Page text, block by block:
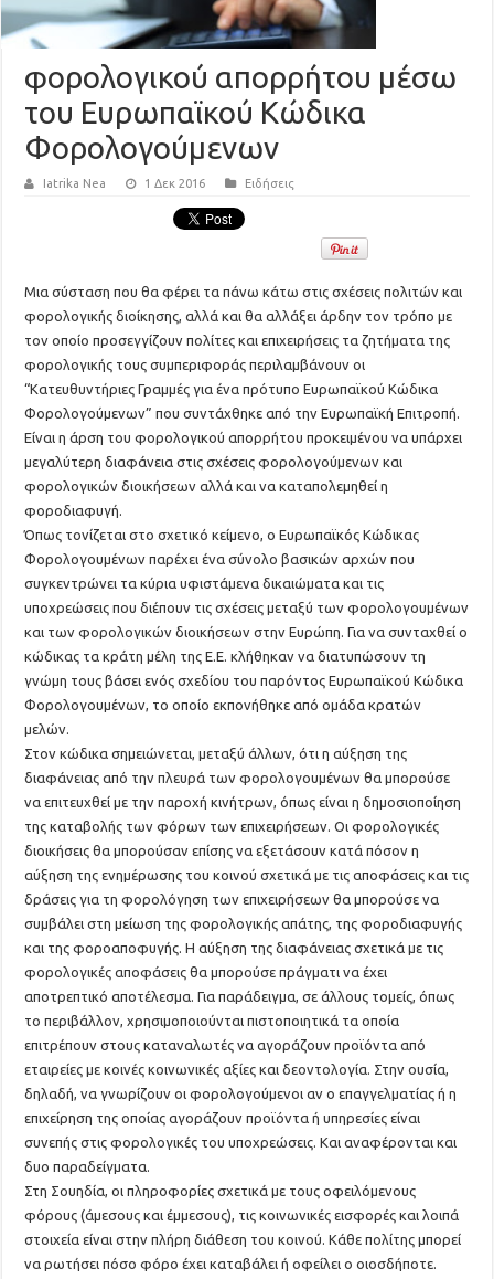
φορολογικού απορρήτου μέσω
του Ευρωπαϊκού Κώδικα
Φορολογούμενων
Iatrika Nea 1 Δεκ 2016 Ειδήσεις
Μια σύσταση που θα φέρει τα πάνω κάτω στις σχέσεις πολιτών και
φορολογικής διοίκησης, αλλά και θα αλλάξει άρδην τον τρόπο με
τον οποίο προσεγγίζουν πολίτες και επιχειρήσεις τα ζητήματα της
φορολογικής τους συμπεριφοράς περιλαμβάνουν οι
“Κατευθυντήριες Γραμμές για ένα πρότυπο Ευρωπαϊκού Κώδικα
Φορολογούμενων” που συντάχθηκε από την Ευρωπαϊκή Επιτροπή.
Είναι η άρση του φορολογικού απορρήτου προκειμένου να υπάρχει
μεγαλύτερη διαφάνεια στις σχέσεις φορολογούμενων και
φορολογικών διοικήσεων αλλά και να καταπολεμηθεί η
φοροδιαφυγή.
Όπως τονίζεται στο σχετικό κείμενο, ο Ευρωπαϊκός Κώδικας
Φορολογουμένων παρέχει ένα σύνολο βασικών αρχών που
συγκεντρώνει τα κύρια υφιστάμενα δικαιώματα και τις
υποχρεώσεις που διέπουν τις σχέσεις μεταξύ των φορολογουμένων
και των φορολογικών διοικήσεων στην Ευρώπη. Για να συνταχθεί ο
κώδικας τα κράτη μέλη της Ε.Ε. κλήθηκαν να διατυπώσουν τη
γνώμη τους βάσει ενός σχεδίου του παρόντος Ευρωπαϊκού Κώδικα
Φορολογουμένων, το οποίο εκπονήθηκε από ομάδα κρατών
μελών.
Στον κώδικα σημειώνεται, μεταξύ άλλων, ότι η αύξηση της
διαφάνειας από την πλευρά των φορολογουμένων θα μπορούσε
να επιτευχθεί με την παροχή κινήτρων, όπως είναι η δημοσιοποίηση
της καταβολής των φόρων των επιχειρήσεων. Οι φορολογικές
διοικήσεις θα μπορούσαν επίσης να εξετάσουν κατά πόσον η
αύξηση της ενημέρωσης του κοινού σχετικά με τις αποφάσεις και τις
δράσεις για τη φορολόγηση των επιχειρήσεων θα μπορούσε να
συμβάλει στη μείωση της φορολογικής απάτης, της φοροδιαφυγής
και της φοροαποφυγής. Η αύξηση της διαφάνειας σχετικά με τις
φορολογικές αποφάσεις θα μπορούσε πράγματι να έχει
αποτρεπτικό αποτέλεσμα. Για παράδειγμα, σε άλλους τομείς, όπως
το περιβάλλον, χρησιμοποιούνται πιστοποιητικά τα οποία
επιτρέπουν στους καταναλωτές να αγοράζουν προϊόντα από
εταιρείες με κοινές κοινωνικές αξίες και δεοντολογία. Στην ουσία,
δηλαδή, να γνωρίζουν οι φορολογούμενοι αν ο επαγγελματίας ή η
επιχείρηση της οποίας αγοράζουν προϊόντα ή υπηρεσίες είναι
συνεπής στις φορολογικές του υποχρεώσεις. Και αναφέρονται και
δυο παραδείγματα.
Στη Σουηδία, οι πληροφορίες σχετικά με τους οφειλόμενους
φόρους (άμεσους και έμμεσους), τις κοινωνικές εισφορές και λοιπά
στοιχεία είναι στην πλήρη διάθεση του κοινού. Κάθε πολίτης μπορεί
να ρωτήσει πόσο φόρο έχει καταβάλει ή οφείλει ο οιοσδήποτε.